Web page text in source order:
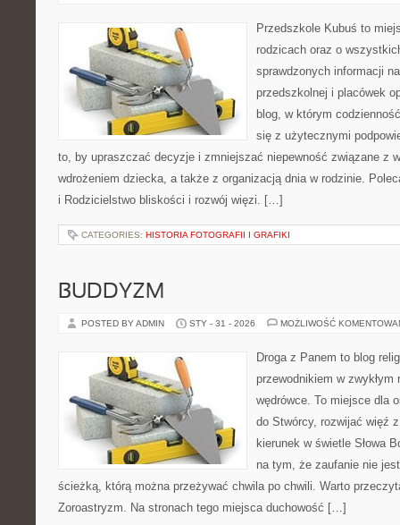
Przedszkole Kubuś to
rodzicach oraz o
sprawdzonych informacji
przedszkolnej i placówek
blog, w którym
się z użytecznymi
to, by upraszczać decyzje i zmniejszać niepewność związane z
wdrożeniem dziecka, a także z organizacją dnia w rodzinie.
i Rodzicielstwo bliskości i rozwój więzi. […]
CATEGORIES: HISTORIA FOTOGRAFII I GRAFIKI
BUDDYZM
POSTED BY ADMIN STY - 31 - 2026 MOŻLIWOŚĆ
Droga z Panem to blog
przewodnikiem w
wędrówce. To miejsce dla
do Stwórcy, rozwijać więź
kierunek w świetle Słowa
na tym, że zaufanie nie
ścieżką, którą można przeżywać chwila po chwili. Warto
Zoroastryzm. Na stronach tego miejsca duchowość […]